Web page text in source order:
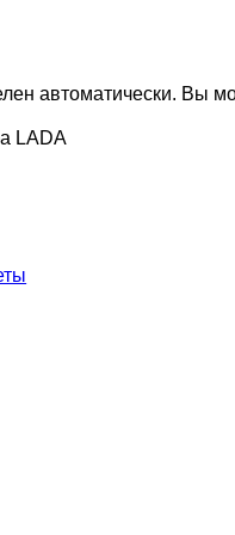
автоматически. Вы
LADA